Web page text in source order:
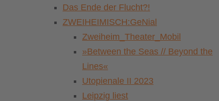
Das Ende der Flucht?!
ZWEIHEIMISCH:GeNial
Zweiheim_Theater_Mobil
»Between the Seas // Beyond the
Lines«
Utopienale II 2023
Leipzig liest